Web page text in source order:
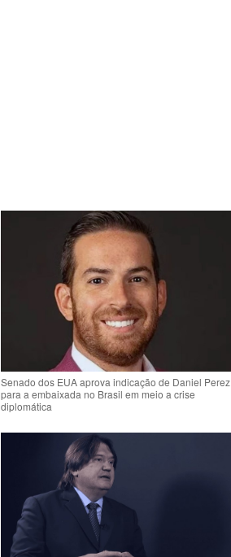
Senado dos EUA aprova indicação de Daniel Perez
para a embaixada no Brasil em meio a crise
diplomática